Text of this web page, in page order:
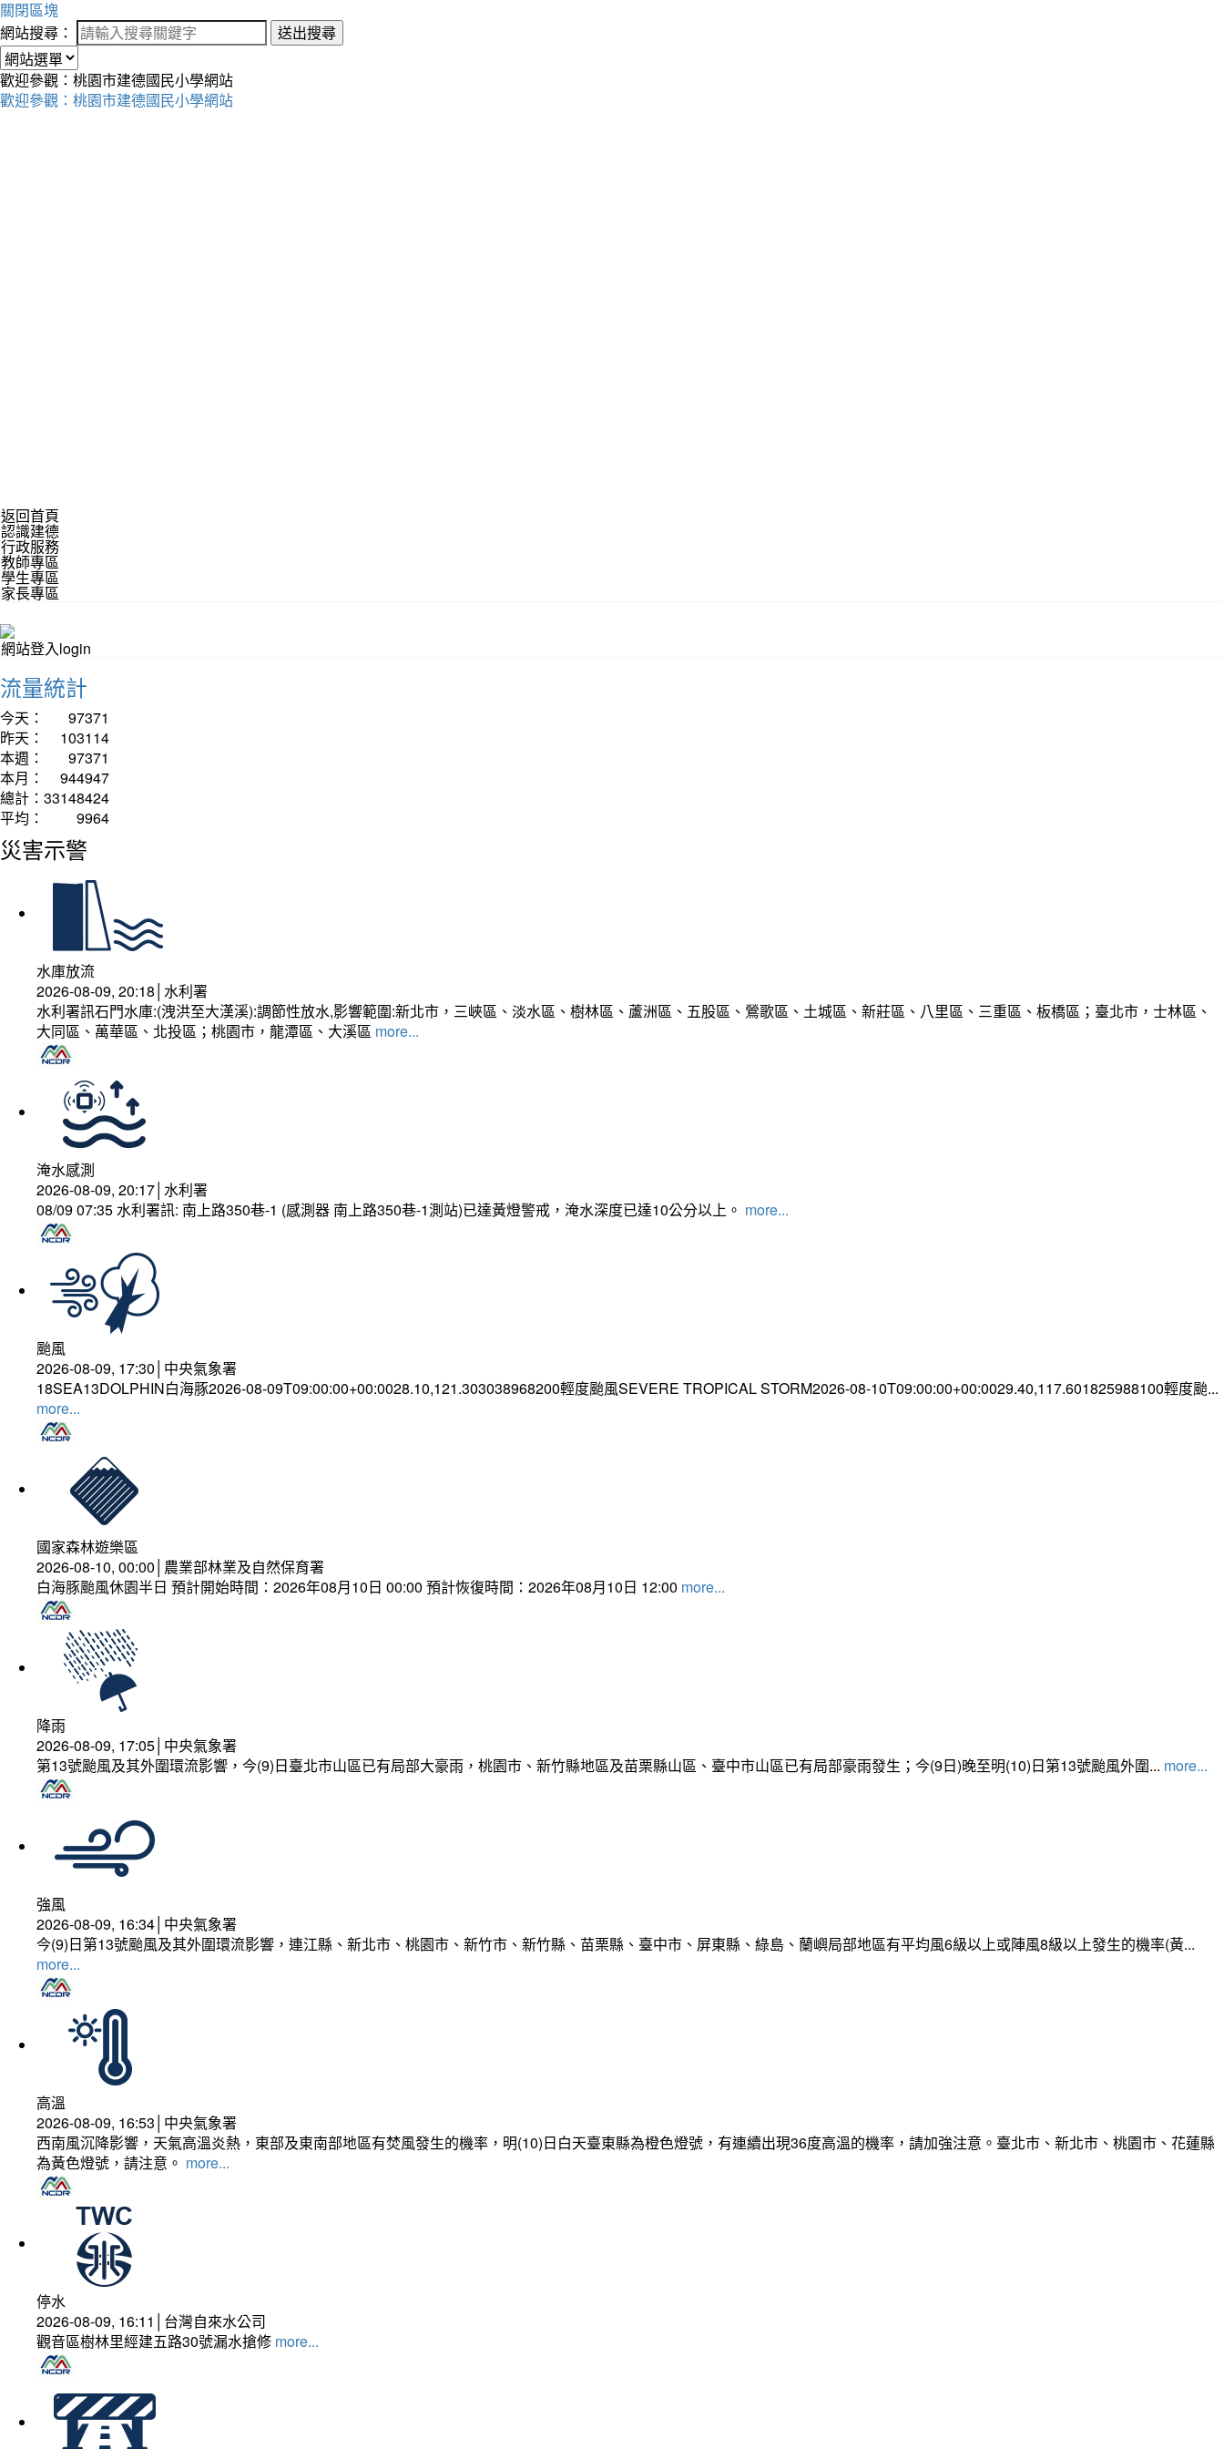
關閉區塊
網站搜尋：
送出搜尋
歡迎參觀：桃園市建德國民小學網站
歡迎參觀：桃園市建德國民小學網站
返回首頁
認識建德
行政服務
教師專區
學生專區
家長專區
網站登入login
流量統計
今天：
97371
昨天：
103114
本週：
97371
本月：
944947
總計： 33148424
平均：
9964
災害示警
水庫放流
2026-08-09, 20:18│水利署
水利署訊石門水庫:(洩洪至大漢溪):調節性放水,影響範圍:新北市，三峽區、淡水區、樹林區、蘆洲區、五股區、鶯歌區、土城區、新莊區、八里區、三重區、板橋區；臺北市，士林區、
大同區、萬華區、北投區；桃園市，龍潭區、大溪區 more...
淹水感測
2026-08-09, 20:17│水利署
08/09 07:35 水利署訊: 南上路350巷-1 (感測器 南上路350巷-1測站)已達黃燈警戒，淹水深度已達10公分以上。​​​ more...
颱風
2026-08-09, 17:30│中央氣象署
18SEA13DOLPHIN白海豚2026-08-09T09:00:00+00:0028.10,121.303038968200輕度颱風SEVERE TROPICAL STORM2026-08-10T09:00:00+00:0029.40,117.601825988100輕度颱...
more...
國家森林遊樂區
2026-08-10, 00:00│農業部林業及自然保育署
白海豚颱風休園半日 預計開始時間：2026年08月10日 00:00 預計恢復時間：2026年08月10日 12:00 more...
降雨
2026-08-09, 17:05│中央氣象署
第13號颱風及其外圍環流影響，今(9)日臺北市山區已有局部大豪雨，桃園市、新竹縣地區及苗栗縣山區、臺中市山區已有局部豪雨發生；今(9日)晚至明(10)日第13號颱風外圍... more...
強風
2026-08-09, 16:34│中央氣象署
今(9)日第13號颱風及其外圍環流影響，連江縣、新北市、桃園市、新竹市、新竹縣、苗栗縣、臺中市、屏東縣、綠島、蘭嶼局部地區有平均風6級以上或陣風8級以上發生的機率(黃...
more...
高溫
2026-08-09, 16:53│中央氣象署
西南風沉降影響，天氣高溫炎熱，東部及東南部地區有焚風發生的機率，明(10)日白天臺東縣為橙色燈號，有連續出現36度高溫的機率，請加強注意。臺北市、新北市、桃園市、花蓮縣
為黃色燈號，請注意。 more...
停水
2026-08-09, 16:11│台灣自來水公司
觀音區樹林里經建五路30號漏水搶修 more...